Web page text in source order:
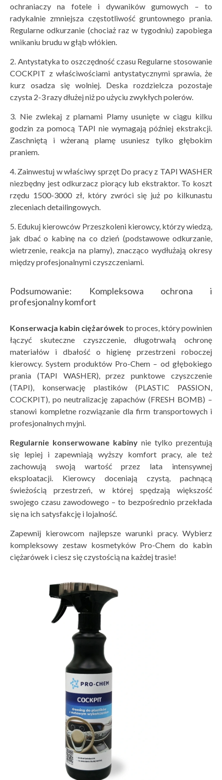
ochraniaczy na fotele i dywaników gumowych – to
radykalnie zmniejsza częstotliwość gruntownego prania.
Regularne odkurzanie (chociaż raz w tygodniu) zapobiega
wnikaniu brudu w głąb włókien.
2. Antystatyka to oszczędność czasu Regularne stosowanie
COCKPIT z właściwościami antystatycznymi sprawia, że
kurz osadza się wolniej. Deska rozdzielcza pozostaje
czysta 2-3 razy dłużej niż po użyciu zwykłych polerów.
3. Nie zwlekaj z plamami Plamy usunięte w ciągu kilku
godzin za pomocą TAPI nie wymagają później ekstrakcji.
Zaschniętą i wżeraną plamę usuniesz tylko głębokim
praniem.
4. Zainwestuj w właściwy sprzęt Do pracy z TAPI WASHER
niezbędny jest odkurzacz piorący lub ekstraktor. To koszt
rzędu 1500-3000 zł, który zwróci się już po kilkunastu
zleceniach detailingowych.
5. Edukuj kierowców Przeszkoleni kierowcy, którzy wiedzą,
jak dbać o kabinę na co dzień (podstawowe odkurzanie,
wietrzenie, reakcja na plamy), znacząco wydłużają okresy
między profesjonalnymi czyszczeniami.
Podsumowanie: Kompleksowa ochrona i
profesjonalny komfort
Konserwacja kabin ciężarówek to proces, który powinien
łączyć skuteczne czyszczenie, długotrwałą ochronę
materiałów i dbałość o higienę przestrzeni roboczej
kierowcy. System produktów Pro-Chem – od głębokiego
prania (TAPI WASHER), przez punktowe czyszczenie
(TAPI), konserwację plastików (PLASTIC PASSION,
COCKPIT), po neutralizację zapachów (FRESH BOMB) –
stanowi kompletne rozwiązanie dla firm transportowych i
profesjonalnych myjni.
Regularnie konserwowane kabiny nie tylko prezentują
się lepiej i zapewniają wyższy komfort pracy, ale też
zachowują swoją wartość przez lata intensywnej
eksploatacji. Kierowcy doceniają czystą, pachnącą
świeżością przestrzeń, w której spędzają większość
swojego czasu zawodowego – to bezpośrednio przekłada
się na ich satysfakcję i lojalność.
Zapewnij kierowcom najlepsze warunki pracy. Wybierz
kompleksowy zestaw kosmetyków Pro-Chem do kabin
ciężarówek i ciesz się czystością na każdej trasie!